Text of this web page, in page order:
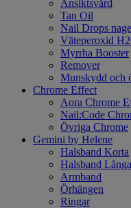
Ansiktsvård
Tan Oil
Nail Drops
Väteperoxid
Myrrha Booster
Remover
Munskydd och
Chrome Effect
Aora Chrome
Nail:Code
Övriga Chrome
Gemini by Helene
Halsband Korta
Halsband Långa
Armband
Örhängen
Ringar